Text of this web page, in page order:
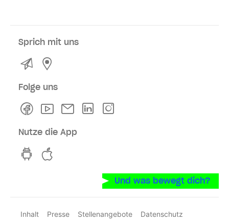
Sprich mit uns
Kontakt
Folge uns
FacebookYoutubeNewsletterLinkedln
Nutze die App
hvv switch App auf GooglePlay
Und was bewegt dich?
Inhalt Presse Stellenangebote
Datenschutz